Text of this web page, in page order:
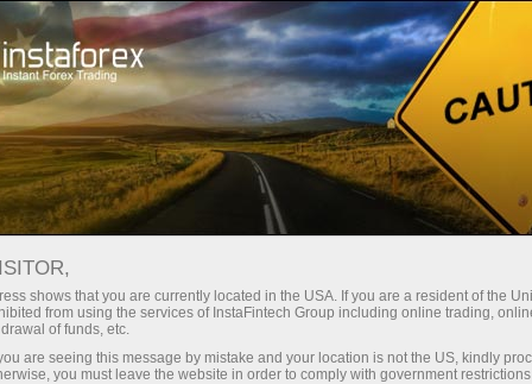
通过InstaForex获得真正竞争力的机
点差和手续费，以及股票和指数交
最低
每笔存款
30%奖金
shows that you are currently located in the USA. If you are a resident of the
from using the services of InstaFintech Group including online trading,
of funds, etc.
are seeing this message by mistake and your location is not the US, kindly
you must leave the website in order to comply with government